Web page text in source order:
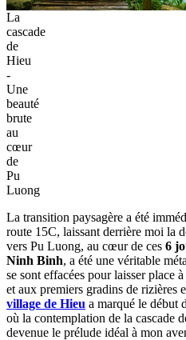
La
cascade
de
Hieu
-
Une
beauté
brute
au
cœur
de
Pu
Luong
La transition paysagère a été
route 15C, laissant derrière moi la
vers Pu Luong, au cœur de ces 6
Ninh Binh, a été une véritable
se sont effacées pour laisser place
et aux premiers gradins de rizières
village de Hieu a marqué le début
où la contemplation de la cascade
devenue le prélude idéal à mon